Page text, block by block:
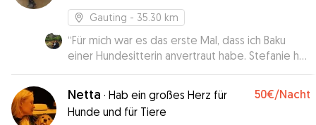
Gauting - 35.30 km
“Für mich war es das erste Mal, dass ich Baku
einer Hundesitterin anvertraut habe. Stefanie hat
es wirklich ganz toll gemacht. Sie hat schon sehr
viel Erfahrung mit Hunden und hat mir viele Fotos
und sogar ein Video geschickt. So konnte ich
sehen, dass es Baku wirklich gut geht und dass er
Netta · Hab ein großes Herz für
Hunde und für Tiere
50€/Nacht